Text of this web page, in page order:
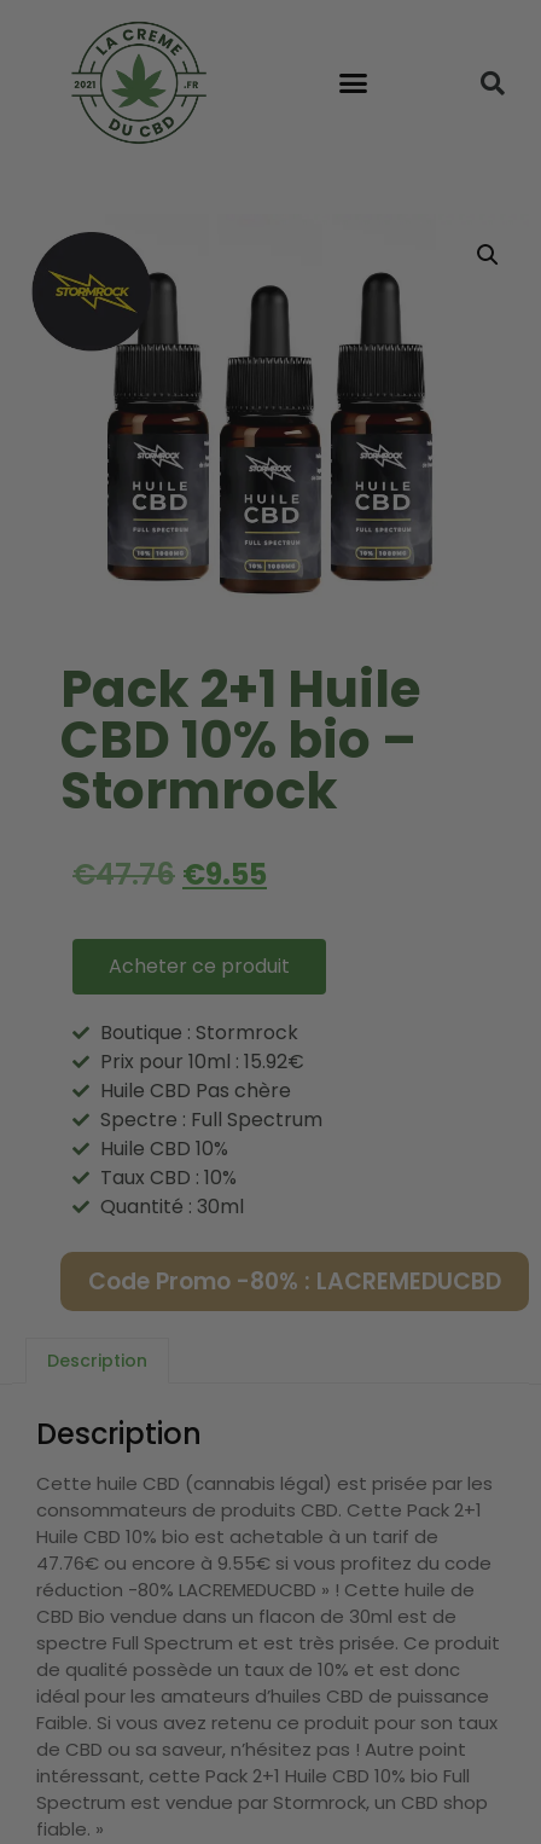
Pack 2+1 Huile
CBD 10% bio –
Stormrock
€47.76 €9.55
Acheter ce produit
Boutique : Stormrock
Prix pour 10ml : 15.92€
Huile CBD Pas chère
Spectre : Full Spectrum
Huile CBD 10%
Taux CBD : 10%
Quantité : 30ml
Code Promo -80% : LACREMEDUCBD
Description
Description
Cette huile CBD (cannabis légal) est prisée par les
consommateurs de produits CBD. Cette Pack 2+1
Huile CBD 10% bio est achetable à un tarif de
47.76€ ou encore à 9.55€ si vous profitez du code
réduction -80% LACREMEDUCBD » ! Cette huile de
CBD Bio vendue dans un flacon de 30ml est de
spectre Full Spectrum et est très prisée. Ce produit
de qualité possède un taux de 10% et est donc
idéal pour les amateurs d’huiles CBD de puissance
Faible. Si vous avez retenu ce produit pour son taux
de CBD ou sa saveur, n’hésitez pas ! Autre point
intéressant, cette Pack 2+1 Huile CBD 10% bio Full
Spectrum est vendue par Stormrock, un CBD shop
fiable. »